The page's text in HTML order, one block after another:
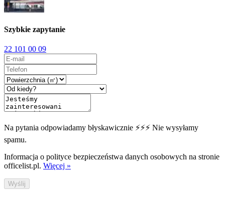
Szybkie zapytanie
22 101 00 09
Na pytania odpowiadamy błyskawicznie ⚡⚡⚡ Nie wysyłamy
spamu.
Informacja o polityce bezpieczeństwa danych osobowych na stronie
officelist.pl. Więcej »
Wyślij